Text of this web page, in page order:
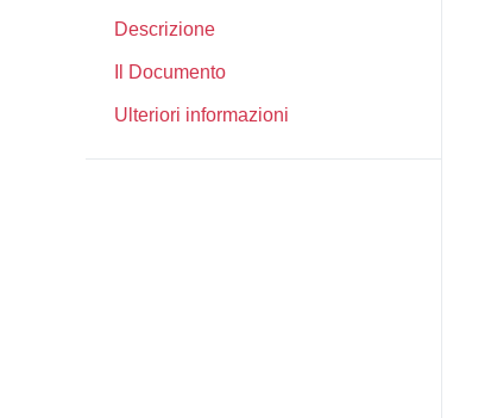
Descrizione
Il Documento
Ulteriori informazioni